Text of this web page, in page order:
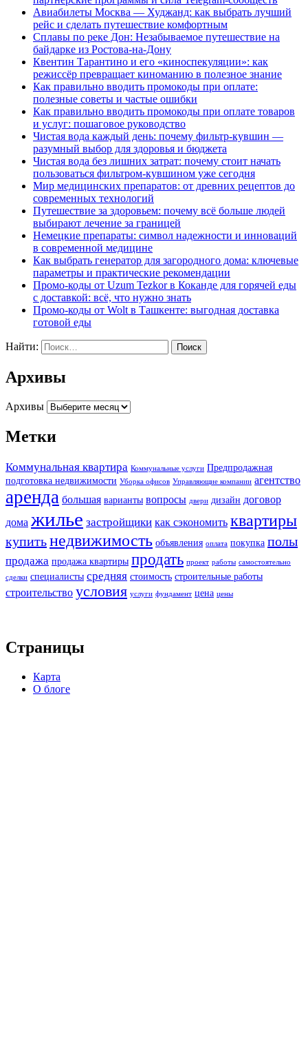
Авиабилеты Москва — Худжанд: как выбрать лучший
рейс и сделать путешествие комфортным
Сплавы по реке Дон: Незабываемое путешествие на
байдарке из Ростова-на-Дону
Квентин Тарантино и его «киноспекуляции»: как
режиссёр превращает киноманию в полезное знание
Как правильно вводить промокоды при оплате:
полезные советы и частые ошибки
Как правильно вводить промокоды при оплате товаров
и услуг: пошаговое руководство
Чистая вода каждый день: почему фильтр-кувшин —
разумный выбор для здоровья и бюджета
Чистая вода без лишних затрат: почему стоит начать
пользоваться фильтром-кувшином уже сегодня
Мир медицинских препаратов: от древних рецептов до
современных технологий
Путешествие за здоровьем: почему всё больше людей
выбирают лечение за границей
Немецкие препараты: символ надежности и инноваций
в современной медицине
Как выбрать генератор для загородного дома: ключевые
параметры и практические рекомендации
Промо-коды от Uzum Tezkor в Коканде для горячей еды
с доставкой: всё, что нужно знать
Промо-коды от Wolt в Ташкенте: выгодная доставка
готовой еды
Найти:
Архивы
Архивы
Метки
Коммунальная квартира Коммунальные услуги Предпродажная
подготовка недвижимости Уборка офисов Управляющие компании агентство
аренда большая варианты вопросы двери дизайн договор
дома жилье застройщики как сэкономить квартиры
купитьнедвижимость объявления оплата покупка полы
продажа продажа квартиры продать проект работы самостоятельно
сделки специалисты средняя стоимость строительные работы
строительство условия услуги фундамент цена цены
Страницы
Карта
О блоге